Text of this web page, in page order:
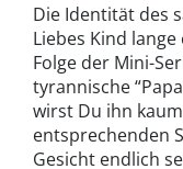
Die Identität des
Liebes Kind
Folge der Mini-
tyrannische
wirst Du ihn
entsprechenden
Gesicht endlich